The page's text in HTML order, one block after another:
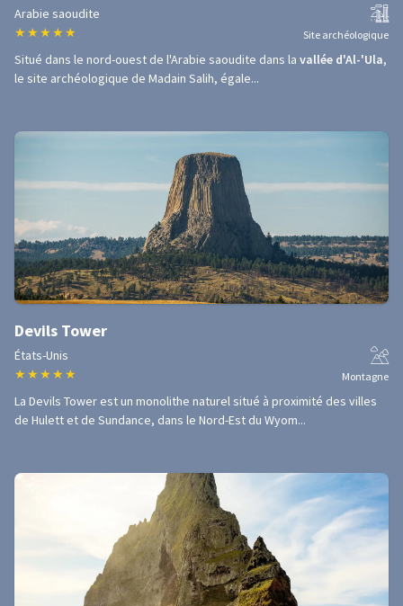
Arabie saoudite
★ ★ ★ ★ ★ Site archéologique
Situé dans le nord-ouest de l'Arabie saoudite dans la vallée d'Al-'Ula,
le site archéologique de Madain Salih, égale...
Devils Tower
États-Unis
★ ★ ★ ★ ★ Montagne
La Devils Tower est un monolithe naturel situé à proximité des villes
de Hulett et de Sundance, dans le Nord-Est du Wyom...